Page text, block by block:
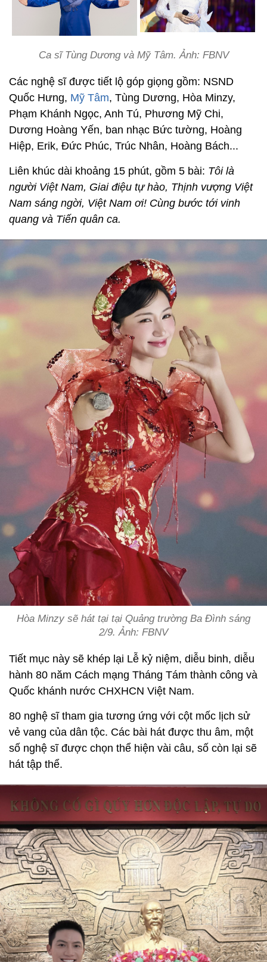
Ca sĩ Tùng Dương và Mỹ Tâm. Ảnh: FBNV
Các nghệ sĩ được tiết lộ góp giọng gồm: NSND
Quốc Hưng, Mỹ Tâm, Tùng Dương, Hòa Minzy,
Phạm Khánh Ngọc, Anh Tú, Phương Mỹ Chi,
Dương Hoàng Yến, ban nhạc Bức tường, Hoàng
Hiệp, Erik, Đức Phúc, Trúc Nhân, Hoàng Bách...
Liên khúc dài khoảng 15 phút, gồm 5 bài: Tôi là
người Việt Nam, Giai điệu tự hào, Thịnh vượng Việt
Nam sáng ngời, Việt Nam ơi! Cùng bước tới vinh
quang và Tiến quân ca.
Hòa Minzy sẽ hát tại tại Quảng trường Ba Đình sáng
2/9. Ảnh: FBNV
Tiết mục này sẽ khép lại Lễ kỷ niệm, diễu binh, diễu
hành 80 năm Cách mạng Tháng Tám thành công và
Quốc khánh nước CHXHCN Việt Nam.
80 nghệ sĩ tham gia tương ứng với cột mốc lịch sử
vẻ vang của dân tộc. Các bài hát được thu âm, một
số nghệ sĩ được chọn thể hiện vài câu, số còn lại sẽ
hát tập thể.